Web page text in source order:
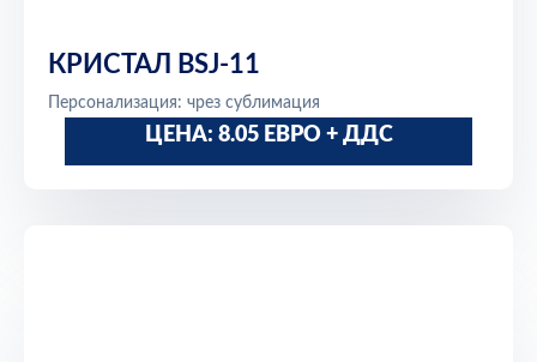
КРИСТАЛ BSJ-11
Персонализация: чрез сублимация
ЦЕНА: 8.05 ЕВРО + ДДС